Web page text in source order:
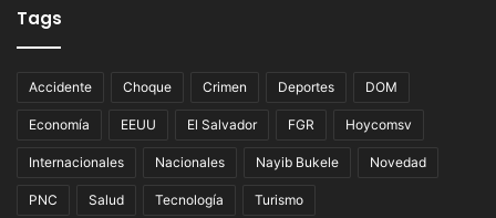
Tags
Accidente Choque Crimen Deportes DOM
Economía EEUU El Salvador FGR Hoycomsv
Internacionales Nacionales Nayib Bukele Novedad
PNC Salud Tecnología Turismo